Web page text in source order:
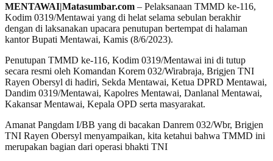
MENTAWAI|Matasumbar.com – Pelaksanaan TMMD ke-116,
Kodim 0319/Mentawai yang di helat selama sebulan berakhir
dengan di laksanakan upacara penutupan bertempat di halaman
kantor Bupati Mentawai, Kamis (8/6/2023).
Penutupan TMMD ke-116, Kodim 0319/Mentawai ini di tutup
secara resmi oleh Komandan Korem 032/Wirabraja, Brigjen TNI
Rayen Obersyl di hadiri, Sekda Mentawai, Ketua DPRD Mentawai,
Dandim 0319/Mentawai, Kapolres Mentawai, Danlanal Mentawai,
Kakansar Mentawai, Kepala OPD serta masyarakat.
Amanat Pangdam I/BB yang di bacakan Danrem 032/Wbr, Brigjen
TNI Rayen Obersyl menyampaikan, kita ketahui bahwa TMMD ini
merupakan bagian dari operasi bhakti TNI